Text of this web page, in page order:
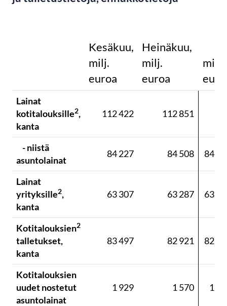
Kesäkuu,
milj.
euroa
Heinäkuu,
milj.
euroa
milj.
Lainat
kotitalouksille2,
kanta
112 422 112 851
- niistä
asuntolainat
84 227 84 508 84
Lainat
yrityksille2,
kanta
63 307 63 287 63
Kotitalouksien2
talletukset,
kanta
83 497 82 921 82
Kotitalouksien
uudet nostetut
asuntolainat
1 929 1 570 1